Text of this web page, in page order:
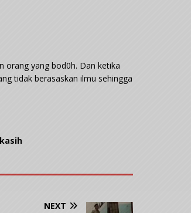
orang yang bod0h. Dan ketika
tidak berasaskan ilmu sehingga
NEXT